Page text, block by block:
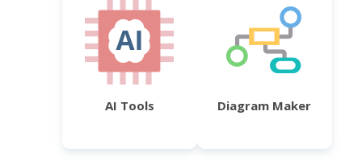
AI Tools Diagram Maker